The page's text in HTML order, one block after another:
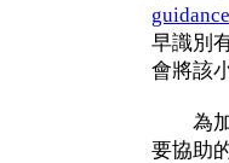
早識別
會將該
為加
要協助